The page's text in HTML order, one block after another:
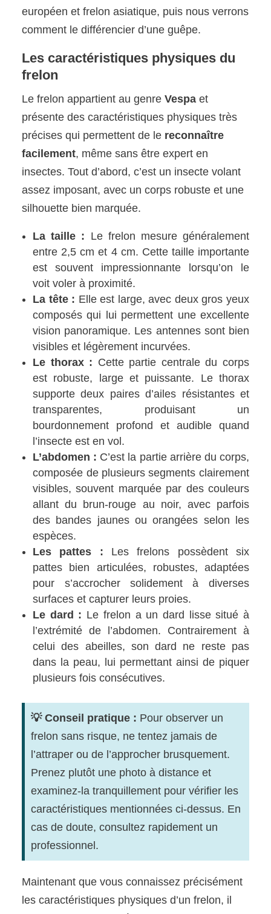
européen et frelon asiatique, puis nous verrons
comment le différencier d’une guêpe.
Les caractéristiques physiques du
frelon
Le frelon appartient au genreVespa et
présente des caractéristiques physiques très
précises qui permettent de le reconnaître
facilement, même sans être expert en
insectes. Tout d’abord, c’est un insecte volant
assez imposant, avec un corps robuste et une
silhouette bien marquée.
La taille : Le frelon mesure généralement
entre 2,5 cm et 4 cm. Cette taille importante
est souvent impressionnante lorsqu’on le
voit voler à proximité.
La tête : Elle est large, avec deux gros yeux
composés qui lui permettent une excellente
vision panoramique. Les antennes sont bien
visibles et légèrement incurvées.
Le thorax : Cette partie centrale du corps
est robuste, large et puissante. Le thorax
supporte deux paires d’ailes résistantes et
transparentes, produisant un
bourdonnement profond et audible quand
l’insecte est en vol.
L’abdomen : C’est la partie arrière du corps,
composée de plusieurs segments clairement
visibles, souvent marquée par des couleurs
allant du brun-rouge au noir, avec parfois
des bandes jaunes ou orangées selon les
espèces.
Les pattes : Les frelons possèdent six
pattes bien articulées, robustes, adaptées
pour s’accrocher solidement à diverses
surfaces et capturer leurs proies.
Le dard : Le frelon a un dard lisse situé à
l’extrémité de l’abdomen. Contrairement à
celui des abeilles, son dard ne reste pas
dans la peau, lui permettant ainsi de piquer
plusieurs fois consécutives.
💡 Conseil pratique : Pour observer un
frelon sans risque, ne tentez jamais de
l’attraper ou de l’approcher brusquement.
Prenez plutôt une photo à distance et
examinez-la tranquillement pour vérifier les
caractéristiques mentionnées ci-dessus. En
cas de doute, consultez rapidement un
professionnel.
Maintenant que vous connaissez précisément
les caractéristiques physiques d’un frelon, il